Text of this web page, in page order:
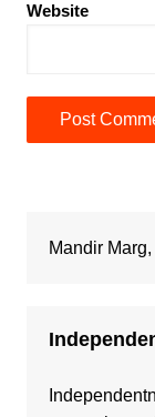
Website
Mandir